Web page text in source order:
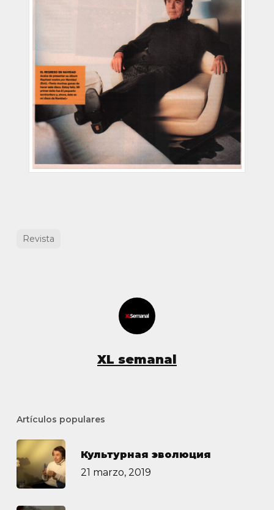
Revista
XL semanal
Artículos populares
Культурная эволюция
21 marzo, 2019